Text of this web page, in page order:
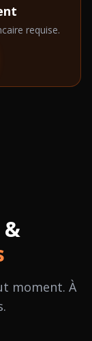
requise.
&
moment. À